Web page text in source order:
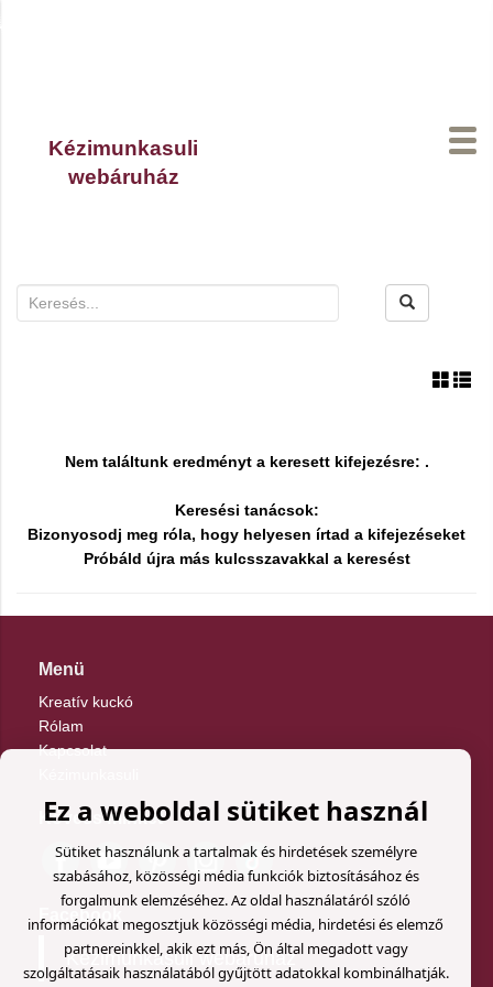
Kézimunkasuli
webáruház
Nem találtunk eredményt a keresett kifejezésre: .
Keresési tanácsok:
Bizonyosodj meg róla, hogy helyesen írtad a kifejezéseket
Próbáld újra más kulcsszavakkal a keresést
Menü
Kreatív kuckó
Rólam
Kapcsolat
Kövess minket
Facebook
Kézimunkasuli webáruház
Ez a weboldal sütiket használ
Sütiket használunk a tartalmak és hirdetések személyre
szabásához, közösségi média funkciók biztosításához és
forgalmunk elemzéséhez. Az oldal használatáról szóló
információkat megosztjuk közösségi média, hirdetési és elemző
partnereinkkel, akik ezt más, Ön által megadott vagy
szolgáltatásaik használatából gyűjtött adatokkal kombinálhatják.